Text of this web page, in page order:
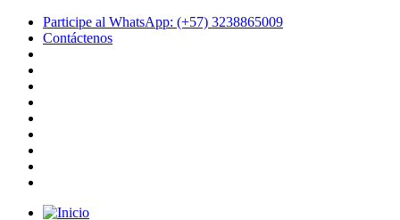
Participe al WhatsApp: (+57) 3238865009
Contáctenos